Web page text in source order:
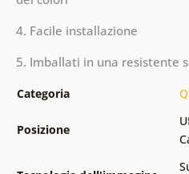
4. Facile installazione
5. Imballati in una resistente
Categoria
Posizione